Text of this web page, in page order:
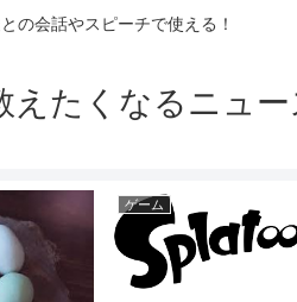
の会話やスピーチで使える！
えたくなるニュ
ゲーム